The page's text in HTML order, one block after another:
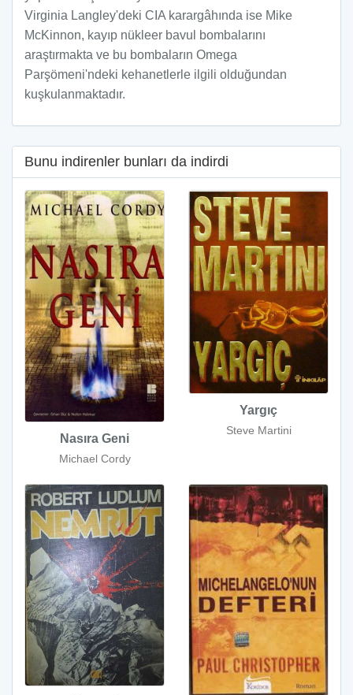
Virginia Langley'deki CIA karargâhında ise Mike
McKinnon, kayıp nükleer bavul bombalarını
araştırmakta ve bu bombaların Omega
Parşömeni'ndeki kehanetlerle ilgili olduğundan
kuşkulanmaktadır.
Bunu indirenler bunları da indirdi
Nasıra Geni
Michael Cordy
Yargıç
Steve Martini